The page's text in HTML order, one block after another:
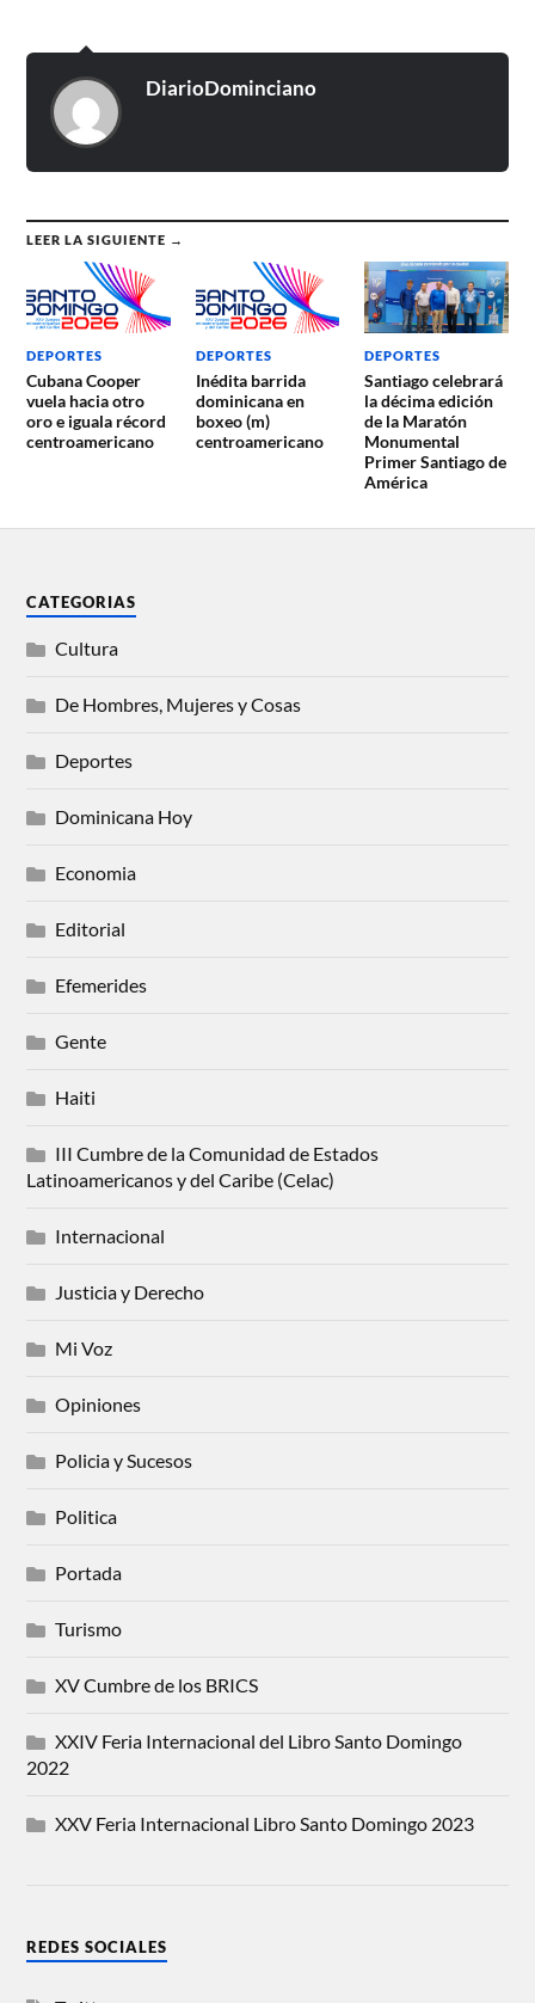
DiarioDominciano
LEER LA SIGUIENTE →
DEPORTES
Cubana Cooper
vuela hacia otro
oro e iguala récord
centroamericano
DEPORTES
Inédita barrida
dominicana en
boxeo (m)
centroamericano
DEPORTES
Santiago celebrará
la décima edición
de la Maratón
Monumental
Primer Santiago de
América
CATEGORIAS
Cultura
De Hombres, Mujeres y Cosas
Deportes
Dominicana Hoy
Economia
Editorial
Efemerides
Gente
Haiti
III Cumbre de la Comunidad de Estados
Latinoamericanos y del Caribe (Celac)
Internacional
Justicia y Derecho
Mi Voz
Opiniones
Policia y Sucesos
Politica
Portada
Turismo
XV Cumbre de los BRICS
XXIV Feria Internacional del Libro Santo Domingo
2022
XXV Feria Internacional Libro Santo Domingo 2023
REDES SOCIALES